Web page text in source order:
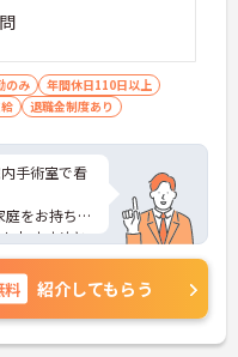
のみ
年間休日110日以上
退職金制度あり
手術室で看
をお持ちの
おすすめと
護休業、看
制度も整っ
伝えします
料 紹介してもらう